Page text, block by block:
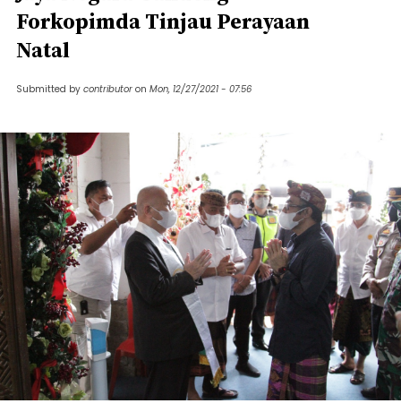
Forkopimda Tinjau Perayaan
Natal
Submitted by contributor on Mon, 12/27/2021 - 07:56